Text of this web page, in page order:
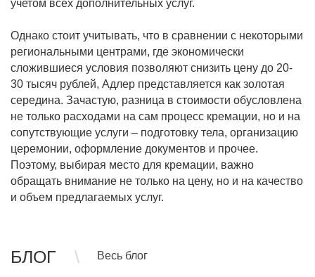
учетом всех дополнительных услуг.
Однако стоит учитывать, что в сравнении с некоторыми
региональными центрами, где экономически
сложившиеся условия позволяют снизить цену до 20-
30 тысяч рублей, Адлер представляется как золотая
середина. Зачастую, разница в стоимости обусловлена
не только расходами на сам процесс кремации, но и на
сопутствующие услуги – подготовку тела, организацию
церемонии, оформление документов и прочее.
Поэтому, выбирая место для кремации, важно
обращать внимание не только на цену, но и на качество
и объем предлагаемых услуг.
БЛОГ Весь блог